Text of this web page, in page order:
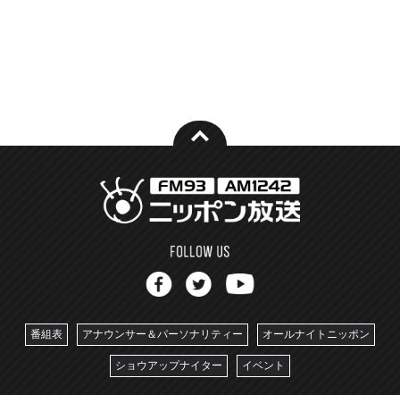
番組表 アナウンサー＆パーソナリティー オールナイトニッポン
ショウアップナイター イベント